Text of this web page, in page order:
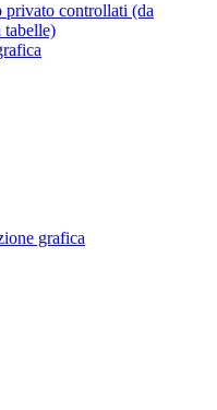
controllati (da
tabelle)
grafica